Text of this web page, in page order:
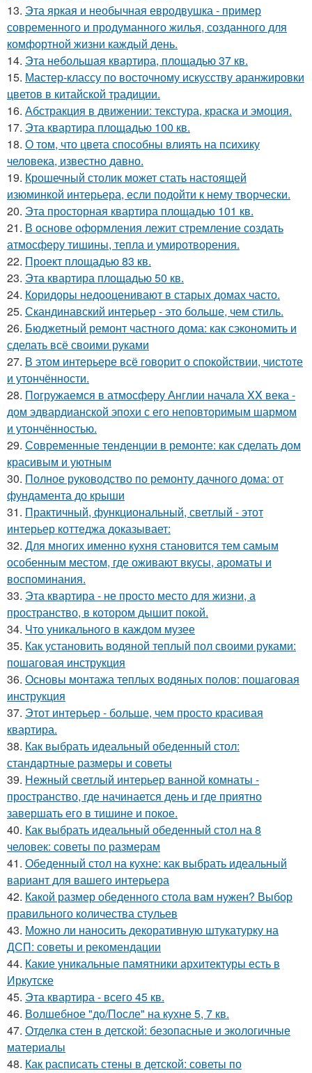
13. Эта яркая и необычная евродвушка - пример
современного и продуманного жилья, созданного для
комфортной жизни каждый день.
14. Эта небольшая квартира, площадью 37 кв.
15. Мастер-классу по восточному искусству аранжировки
цветов в китайской традиции.
16. Абстракция в движении: текстура, краска и эмоция.
17. Эта квартира площадью 100 кв.
18. О том, что цвета способны влиять на психику
человека, известно давно.
19. Крошечный столик может стать настоящей
изюминкой интерьера, если подойти к нему творчески.
20. Эта просторная квартира площадью 101 кв.
21. В основе оформления лежит стремление создать
атмосферу тишины, тепла и умиротворения.
22. Проект площадью 83 кв.
23. Эта квартира площадью 50 кв.
24. Коридоры недооценивают в старых домах часто.
25. Скандинавский интерьер - это больше, чем стиль.
26. Бюджетный ремонт частного дома: как сэкономить и
сделать всё своими руками
27. В этом интерьере всё говорит о спокойствии, чистоте
и утончённости.
28. Погружаемся в атмосферу Англии начала XX века -
дом эдвардианской эпохи с его неповторимым шармом
и утончённостью.
29. Современные тенденции в ремонте: как сделать дом
красивым и уютным
30. Полное руководство по ремонту дачного дома: от
фундамента до крыши
31. Практичный, функциональный, светлый - этот
интерьер коттеджа доказывает:
32. Для многих именно кухня становится тем самым
особенным местом, где оживают вкусы, ароматы и
воспоминания.
33. Эта квартира - не просто место для жизни, а
пространство, в котором дышит покой.
34. Что уникального в каждом музее
35. Как установить водяной теплый пол своими руками:
пошаговая инструкция
36. Основы монтажа теплых водяных полов: пошаговая
инструкция
37. Этот интерьер - больше, чем просто красивая
квартира.
38. Как выбрать идеальный обеденный стол:
стандартные размеры и советы
39. Нежный светлый интерьер ванной комнаты -
пространство, где начинается день и где приятно
завершать его в тишине и покое.
40. Как выбрать идеальный обеденный стол на 8
человек: советы по размерам
41. Обеденный стол на кухне: как выбрать идеальный
вариант для вашего интерьера
42. Какой размер обеденного стола вам нужен? Выбор
правильного количества стульев
43. Можно ли наносить декоративную штукатурку на
ДСП: советы и рекомендации
44. Какие уникальные памятники архитектуры есть в
Иркутске
45. Эта квартира - всего 45 кв.
46. Волшебное "до/После" на кухне 5, 7 кв.
47. Отделка стен в детской: безопасные и экологичные
материалы
48. Как расписать стены в детской: советы по